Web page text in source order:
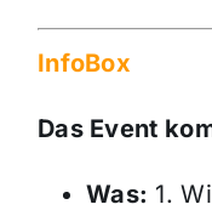
InfoBox
Das Event
Was: 1.